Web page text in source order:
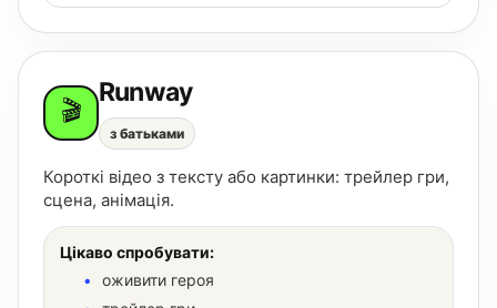
🎬
Runway
з батьками
Короткі відео з тексту або картинки: трейлер гри,
сцена, анімація.
Цікаво спробувати:
оживити героя